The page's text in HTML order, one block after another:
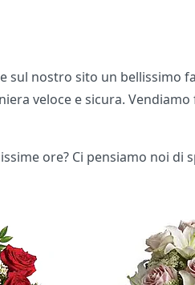
sul nostro sito un bellissimo
veloce e sicura.
ore? Ci pensiamo noi di